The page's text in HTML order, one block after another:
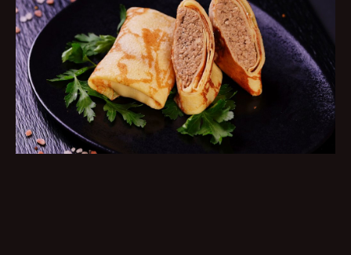
INDIVIDUĀLAIS PASŪTĪJUMS
TORTES
LEĢENDA
VĒSTURE
NAMS